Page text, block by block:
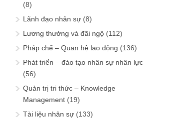
(8)
Lãnh đạo nhân sự (8)
Lương thưởng và đãi ngộ (112)
Pháp chế – Quan hệ lao động (136)
Phát triển – đào tạo nhân sự nhân lực
(56)
Quản trị tri thức – Knowledge
Management (19)
Tài liệu nhân sự (133)